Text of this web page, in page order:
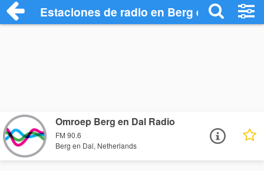
Estaciones de radio en Berg en Dal -
Omroep Berg en Dal Radio
FM 90.6
Berg en Dal, Netherlands